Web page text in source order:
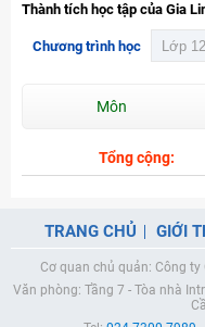
Thành tích học tập của Gia
Chương trình học
Môn
Tổng cộng:
TRANG CHỦ GIỚI
Cơ quan chủ quản: Công
Văn phòng: Tầng 7 - Tòa nhà